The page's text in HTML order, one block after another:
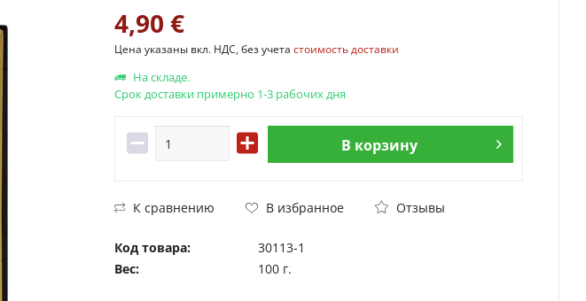
4,90 €
Цена указаны вкл. НДС, без учета стоимость доставки
На складе.
Срок доставки примерно 1-3 рабочих дня
В корзину
К сравнению В избранное Отзывы
Код товара:
30113-1
Вес:
100 г.